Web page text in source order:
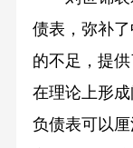
债表，弥补
的不足，提
在理论上形
负债表可以